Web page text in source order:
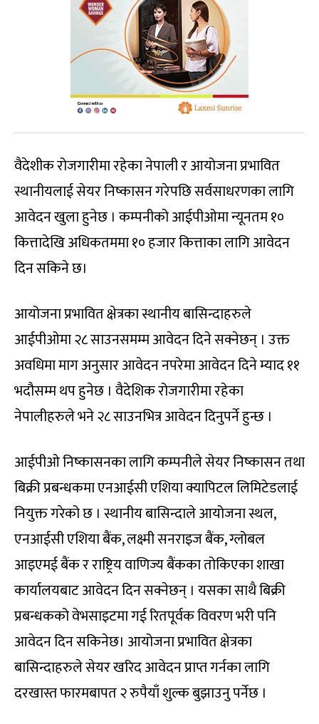
वैदेशीक रोजगारीमा रहेका नेपाली र आयोजना प्रभावित
स्थानीयलाई सेयर निष्कासन गरेपछि सर्वसाधरणका लागि
आवेदन खुला हुनेछ । कम्पनीको आईपीओमा न्यूनतम १०
कित्तादेखि अधिकतममा १० हजार कित्ताका लागि आवेदन
दिन सकिने छ।
आयोजना प्रभावित क्षेत्रका स्थानीय बासिन्दाहरुले
आईपीओमा २८ साउनसमम्म आवेदन दिने सक्नेछन् । उक्त
अवधिमा माग अनुसार आवेदन नपरेमा आवेदन दिने म्याद ११
भदौसम्म थप हुनेछ । वैदेशिक रोजगारीमा रहेका
नेपालीहरुले भने २८ साउनभित्र आवेदन दिनुपर्ने हुन्छ ।
आईपीओ निष्कासनका लागि कम्पनीले सेयर निष्कासन तथा
बिक्री प्रबन्धकमा एनआईसी एशिया क्यापिटल लिमिटेडलाई
नियुक्त गरेको छ । स्थानीय बासिन्दाले आयोजना स्थल,
एनआईसी एशिया बैंक, लक्ष्मी सनराइज बैंक, ग्लोबल
आइएमई बैंक र राष्ट्रिय वाणिज्य बैंकका तोकिएका शाखा
कार्यालयबाट आवेदन दिन सक्नेछन् । यसका साथै बिक्री
प्रबन्धकको वेभसाइटमा गई रितपूर्वक विवरण भरी पनि
आवेदन दिन सकिनेछ। आयोजना प्रभावित क्षेत्रका
बासिन्दाहरुले सेयर खरिद आवेदन प्राप्त गर्नका लागि
दरखास्त फारमबापत २ रुपैयाँ शुल्क बुझाउनु पर्नेछ ।